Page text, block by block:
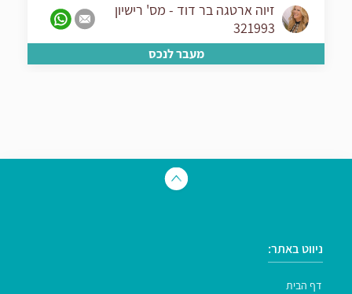
זיוה ארטגה בר דוד - מס' רישיון
321993
מעבר לנכס
ניווט באתר:
דף הבית